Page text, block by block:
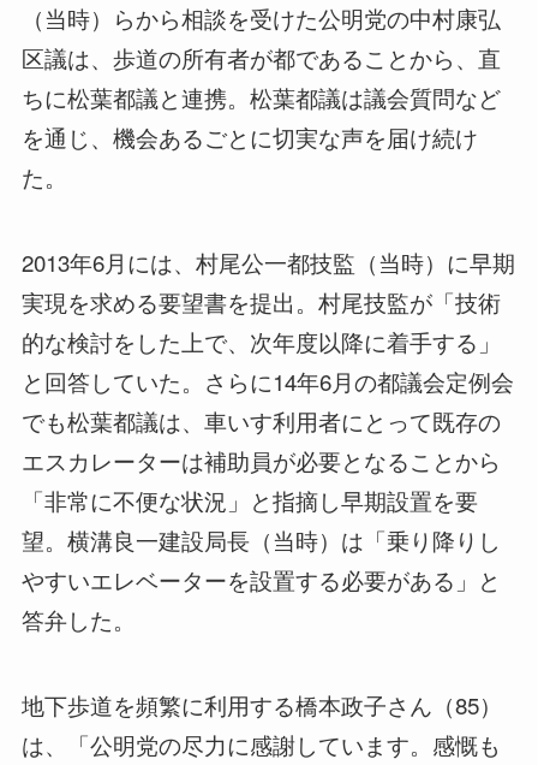
（当時）らから相談を受けた公明党の中村康弘
区議は、歩道の所有者が都であることから、直
ちに松葉都議と連携。松葉都議は議会質問など
を通じ、機会あるごとに切実な声を届け続け
た。
2013年6月には、村尾公一都技監（当時）に早期
実現を求める要望書を提出。村尾技監が「技術
的な検討をした上で、次年度以降に着手する」
と回答していた。さらに14年6月の都議会定例会
でも松葉都議は、車いす利用者にとって既存の
エスカレーターは補助員が必要となることから
「非常に不便な状況」と指摘し早期設置を要
望。横溝良一建設局長（当時）は「乗り降りし
やすいエレベーターを設置する必要がある」と
答弁した。
地下歩道を頻繁に利用する橋本政子さん（85）
は、「公明党の尽力に感謝しています。感慨も